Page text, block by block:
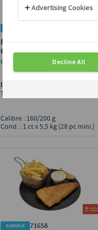
FISH'N CHIPS DE
CABILLAUD
QSA, IQF
Disponible en région :
Toute France
Calibre : 160/200 g
Cond. : 1 ct x 5,5 kg (28 pc mini.)
71658